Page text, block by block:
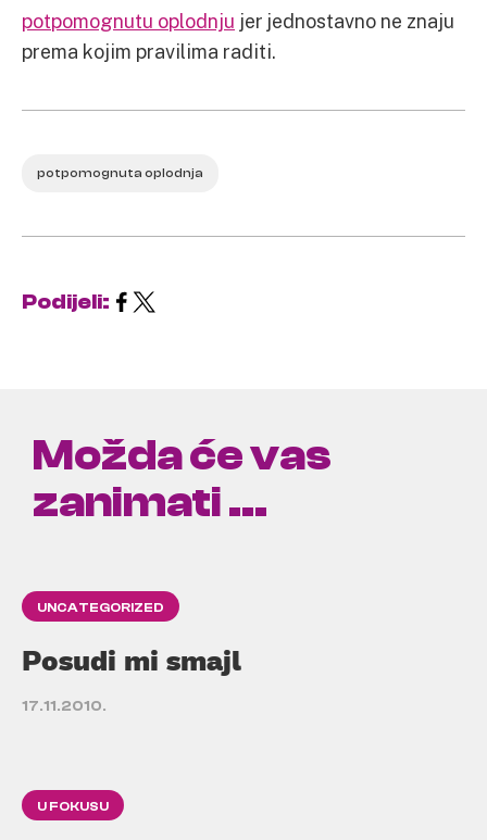
potpomognutu oplodnju jer jednostavno ne znaju
prema kojim pravilima raditi.
potpomognuta oplodnja
Podijeli:
Možda će vas
zanimati ...
UNCATEGORIZED
Posudi mi smajl
17.11.2010.
U FOKUSU